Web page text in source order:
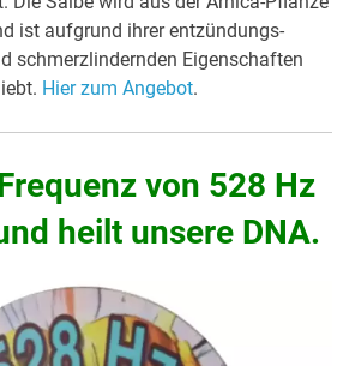
ist aufgrund ihrer entzündungs-
schmerzlindernden Eigenschaften
Hier zum Angebot.
von 528 Hz
heilt unsere DNA.